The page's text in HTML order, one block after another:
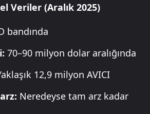
Veriler (Aralık 2025)
bandında
70–90 milyon dolar aralığında
12,9 milyon AVICI
Neredeyse tam arz kadar